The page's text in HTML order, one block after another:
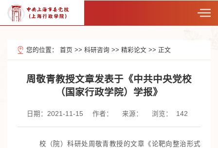
您的位置： 首页 >> 科研咨询 >> 精彩论文>> 正文
周敬青教授文章发表于《中共中央党校
（国家行政学院）学报》
日期：2021-11-15 作者： 来源： 浏览： 142
校（院）科研处周敬青教授的文章《论靶向整治形式